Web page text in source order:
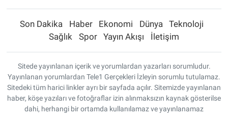
Son Dakika Haber Ekonomi Dünya
Teknoloji
Sağlık
Spor Yayın Akışı İletişim
Sitede yayınlanan içerik ve yorumlardan yazarları sorumludur.
Yayınlanan yorumlardan Tele1 Gerçekleri İzleyin sorumlu tutulamaz.
Sitedeki tüm harici linkler ayrı bir sayfada açılır. Sitemizde yayınlanan
haber, köşe yazıları ve fotoğraflar izin alınmaksızın kaynak gösterilse
dahi, herhangi bir ortamda kullanılamaz ve yayınlanamaz